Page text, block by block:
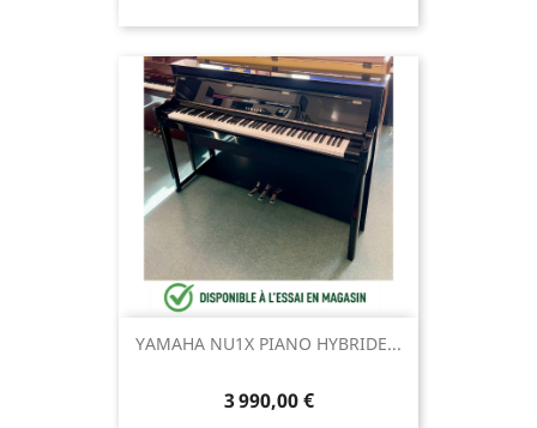
YAMAHA NU1X PIANO HYBRIDE...
3 990,00 €